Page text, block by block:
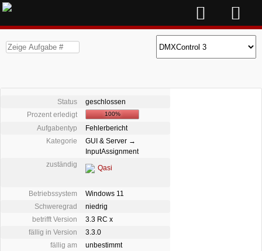
Status
geschlossen
Prozent erledigt
100%
Aufgabentyp
Fehlerbericht
Kategorie
GUI & Server →
InputAssignment
zuständig
Qasi
Betriebssystem
Windows 11
Schweregrad
niedrig
betrifft Version
3.3 RC x
fällig in Version
3.3.0
fällig am
unbestimmt